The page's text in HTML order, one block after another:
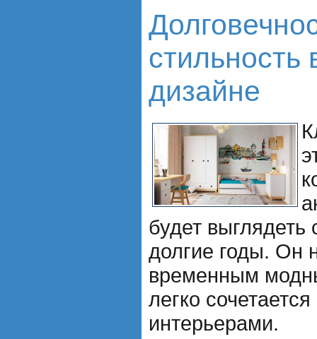
стильность
дизайне
будет выглядеть
долгие годы. Он
временным
легко
интерьерами.